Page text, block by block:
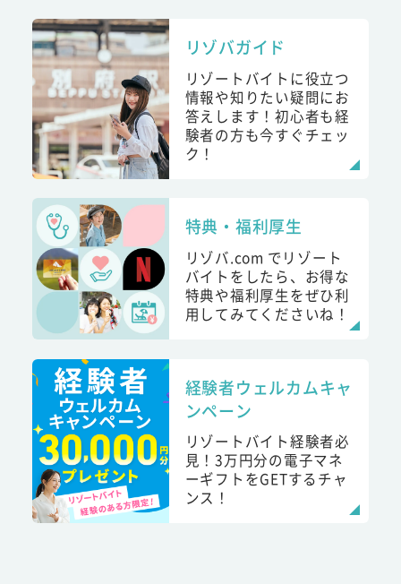
リゾバガイド
リゾートバイトに役立つ
情報や知りたい疑問にお
答えします！初心者も経
験者の方も今すぐチェッ
ク！
特典・福利厚生
リゾバ.com でリゾート
バイトをしたら、お得な
特典や福利厚生をぜひ利
用してみてくださいね！
経験者ウェルカムキャ
ンペーン
リゾートバイト経験者必
見！3万円分の電子マネ
ーギフトをGETするチャ
ンス！